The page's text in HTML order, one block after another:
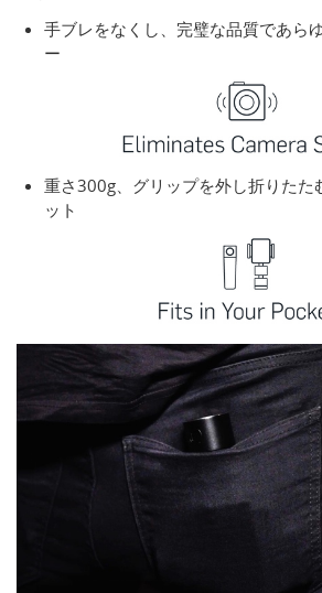
手ブレをなくし、完璧な品質であら
ー
重さ300g、グリップを外し折りたた
ット